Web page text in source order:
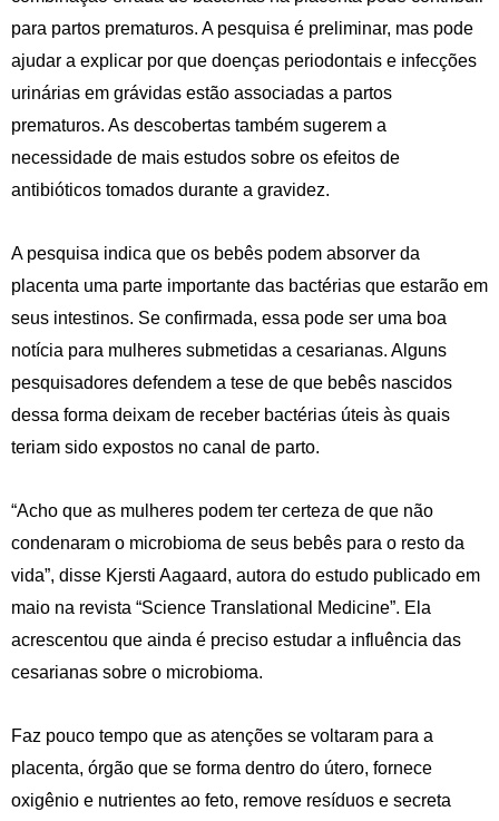
para partos prematuros. A pesquisa é preliminar, mas pode
ajudar a explicar por que doenças periodontais e infecções
urinárias em grávidas estão associadas a partos
prematuros. As descobertas também sugerem a
necessidade de mais estudos sobre os efeitos de
antibióticos tomados durante a gravidez.
A pesquisa indica que os bebês podem absorver da
placenta uma parte importante das bactérias que estarão em
seus intestinos. Se confirmada, essa pode ser uma boa
notícia para mulheres submetidas a cesarianas. Alguns
pesquisadores defendem a tese de que bebês nascidos
dessa forma deixam de receber bactérias úteis às quais
teriam sido expostos no canal de parto.
“Acho que as mulheres podem ter certeza de que não
condenaram o microbioma de seus bebês para o resto da
vida”, disse Kjersti Aagaard, autora do estudo publicado em
maio na revista “Science Translational Medicine”. Ela
acrescentou que ainda é preciso estudar a influência das
cesarianas sobre o microbioma.
Faz pouco tempo que as atenções se voltaram para a
placenta, órgão que se forma dentro do útero, fornece
oxigênio e nutrientes ao feto, remove resíduos e secreta